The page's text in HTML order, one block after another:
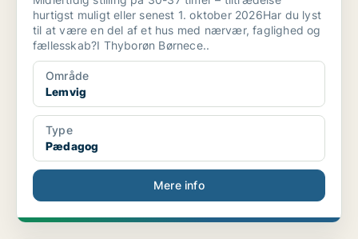
hurtigst muligt eller senest 1. oktober 2026Har du lyst
til at være en del af et hus med nærvær, faglighed og
fællesskab?I Thyborøn Børnece..
Område
Lemvig
Type
Pædagog
Mere info